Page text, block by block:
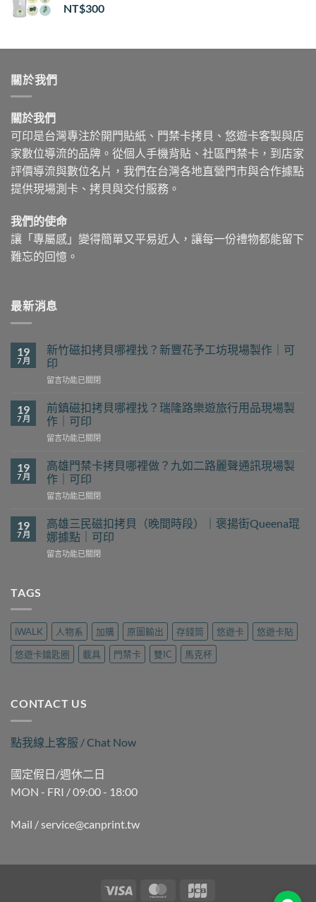
NT$300
關於我們
關於我們
可印是台灣專注於開門貼紙、門禁卡拷貝、悠遊卡客製與店
家數位導流的品牌。從個人手機背貼、社區門禁卡，到店家
評價導流與數位名片，我們在台灣各地直營門市與合作據點
提供現場測卡、拷貝與交付服務。
我們的使命
讓「專屬感」變得簡單又平易近人，讓每一份禮物都能留下
難忘的回憶。
最新消息
19
7 月
新竹磁扣拷貝哪裡找？新豐花予工坊現場製作｜可
印
在
竹
磁
扣
拷
哪
裡
找？
新
花
予
坊
印〉
中
留言功能已關閉
19
7 月
前鎮磁扣拷貝哪裡找？瑞隆路樂遊旅行用品現場製
作｜可印
在
鎮
磁
扣
拷
哪
裡
找？
瑞
用
品
現
作
印〉
中
留言功能已關閉
19
7 月
高雄門禁卡拷貝哪裡做？九如二路麗聲通訊現場製
作｜可印
在
雄
門
禁
卡
九
如
二
路
通
訊
製
｜
可
印〉
留言功能已關閉
19
7 月
高雄三民磁扣拷貝（晚間時段）｜褒揚街Queena琨
娜據點｜可印
在
扣
貝
（晚
｜
街
琨
娜
據
可
留言功能已關閉
TAGS
iWALK 人物系 加購 原圖輸出 存錢筒 悠遊卡
悠遊卡貼
悠遊卡鑰匙圈
載具 門禁卡 雙IC 馬克杯
CONTACT US
點我線上客服 / Chat Now
國定假日/週休二日
MON - FRI / 09:00 - 18:00
Mail / service@canprint.tw
Visa MasterCard